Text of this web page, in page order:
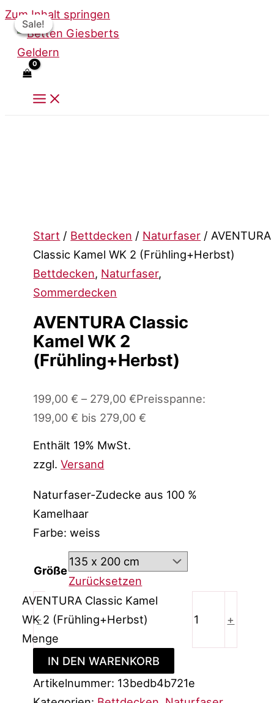
Zum Inhalt springen
Sale!
Start / Bettdecken / Naturfaser / AVENTURA
Classic Kamel WK 2 (Frühling+Herbst)
Bettdecken, Naturfaser,
Sommerdecken
AVENTURA Classic
Kamel WK 2
(Frühling+Herbst)
199,00€ – 279,00€Preisspanne:
199,00 € bis 279,00 €
Enthält 19% MwSt.
zzgl.Versand
Naturfaser-Zudecke aus 100 %
Kamelhaar
Farbe: weiss
Größe
Zurücksetzen
-
AVENTURA Classic Kamel
WK 2 (Frühling+Herbst)
Menge
+
IN DEN WARENKORB
Artikelnummer: 13bedb4b721e
Sale!
Sale!